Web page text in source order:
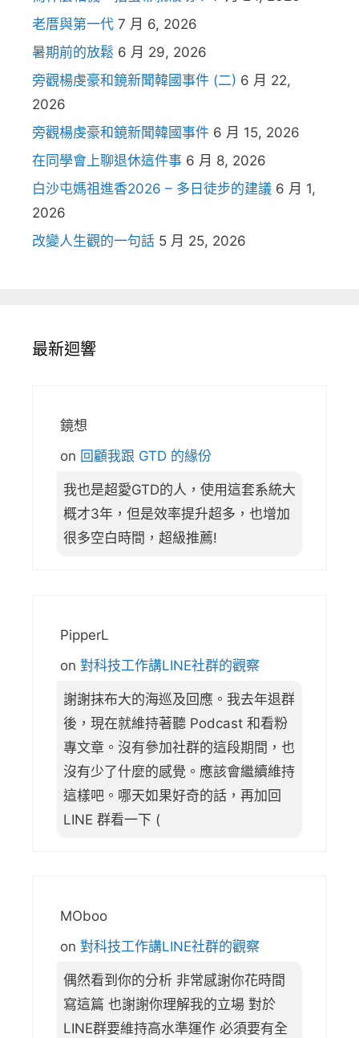
老厝與第一代 7 月 6, 2026
暑期前的放鬆 6 月 29, 2026
旁觀楊虔豪和鏡新聞韓國事件 (二) 6 月 22,
2026
旁觀楊虔豪和鏡新聞韓國事件 6 月 15, 2026
在同學會上聊退休這件事 6 月 8, 2026
白沙屯媽祖進香2026 – 多日徒步的建議 6 月 1,
2026
改變人生觀的一句話 5 月 25, 2026
最新迴響
鏡想
on 回顧我跟 GTD 的緣份
我也是超愛GTD的人，使用這套系統大
概才3年，但是效率提升超多，也增加
很多空白時間，超級推薦!
PipperL
on 對科技工作講LINE社群的觀察
謝謝抹布大的海巡及回應。我去年退群
後，現在就維持著聽 Podcast 和看粉
專文章。沒有參加社群的這段期間，也
沒有少了什麼的感覺。應該會繼續維持
這樣吧。哪天如果好奇的話，再加回
LINE 群看一下 (
MOboo
on 對科技工作講LINE社群的觀察
偶然看到你的分析 非常感謝你花時間
寫這篇 也謝謝你理解我的立場 對於
LINE群要維持高水準運作 必須要有全